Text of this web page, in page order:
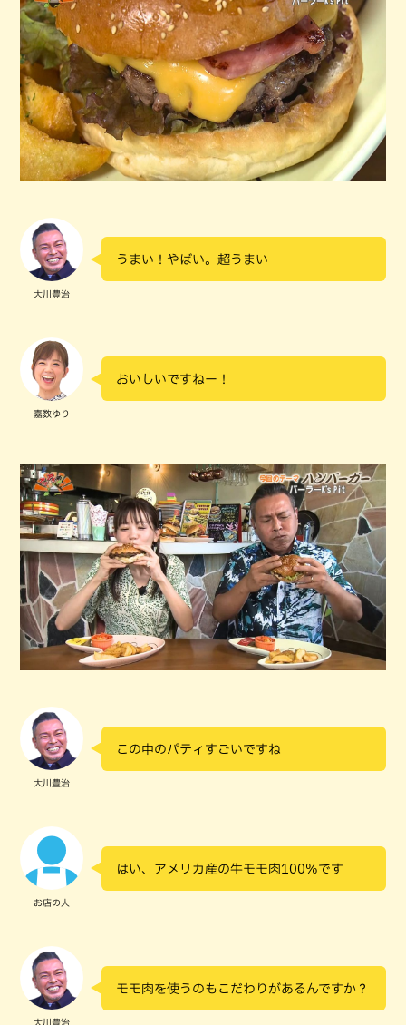
大川豊治
うまい！やばい。超うまい
嘉数ゆり
おいしいですねー！
大川豊治
この中のパティすごいですね
お店の人
はい、アメリカ産の牛モモ肉100%です
大川豊治
モモ肉を使うのもこだわりがあるんですか？